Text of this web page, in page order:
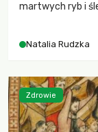
martwych ryb i
zdarzeń
Natalia Rudzka
Zdrowie